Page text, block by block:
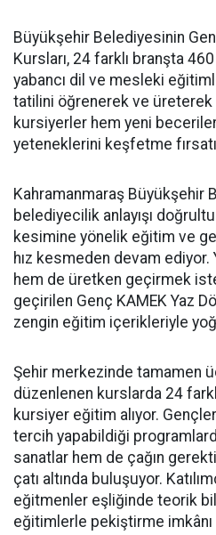
Büyükşehir Belediyesinin
Kursları, 24 farklı branşta
yabancı dil ve mesleki
tatilini öğrenerek ve
kursiyerler hem yeni
yeteneklerini keşfetme fırsatı
Kahramanmaraş Büyükşehir
belediyecilik anlayışı
kesimine yönelik eğitim ve
hız kesmeden devam
hem de üretken geçirmek
geçirilen Genç KAMEK Yaz
zengin eğitim içerikleriyle
Şehir merkezinde tamamen
düzenlenen kurslarda 24
kursiyer eğitim alıyor.
tercih yapabildiği
sanatlar hem de çağın
çatı altında buluşuyor.
eğitmenler eşliğinde teorik
eğitimlerle pekiştirme imkânı